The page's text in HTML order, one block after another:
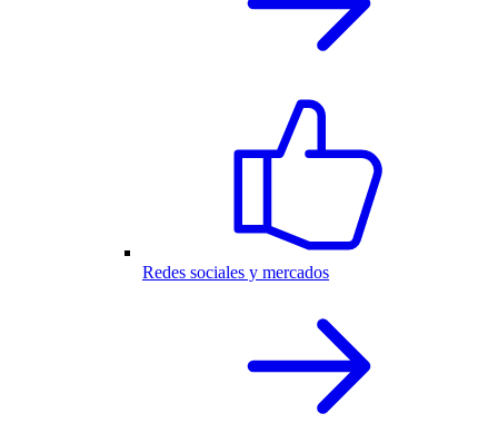
Redes sociales y mercados